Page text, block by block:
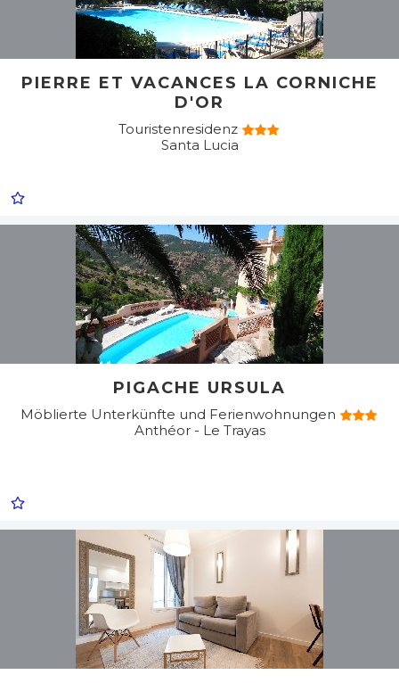
PIERRE ET VACANCES LA CORNICHE
D'OR
Touristenresidenz
Santa Lucia
PIGACHE URSULA
Möblierte Unterkünfte und Ferienwohnungen
Anthéor - Le Trayas